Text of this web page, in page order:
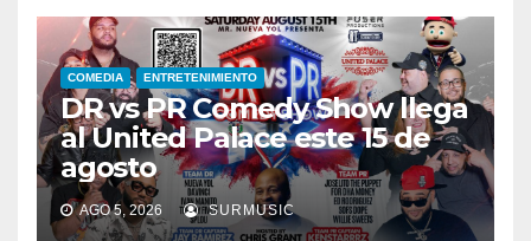
COMEDIA ENTRETENIMIENTO
DR vs PR Comedy Show llega
al United Palace este 15 de
agosto
AGO 5, 2026 SURMUSIC